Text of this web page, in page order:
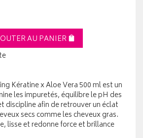
AU PANIER
Kératine x Aloe Vera 500 ml est un
les impuretés, équilibre le pH des
discipline afin de retrouver un éclat
secs comme les cheveux gras.
lisse et redonne force et brillance